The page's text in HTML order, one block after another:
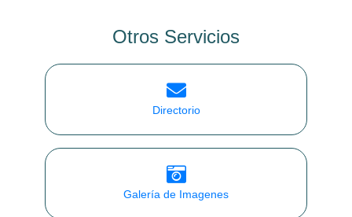
Otros Servicios
Directorio
Galería de Imagenes